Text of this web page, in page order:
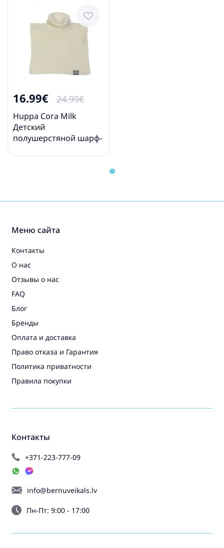
16.99€ 24.99€
Huppa Cora Milk
Детский
полушерстяной шарф-
Контакты
+371-223-777-09
info@bernuveikals.lv
Пн-Пт: 9:00 - 17:00
Меню сайта
Контакты
О нас
Отзывы о нас
FAQ
Блог
Бренды
Оплата и доставка
Право отказа и Гарантия
Политика приватности
Правила покупки